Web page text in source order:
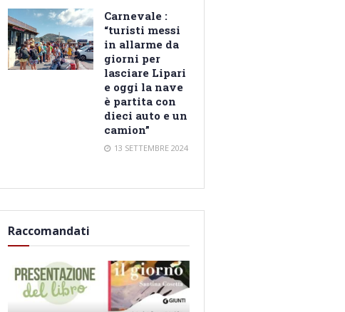
Carnevale :
“turisti messi
in allarme da
giorni per
lasciare Lipari
e oggi la nave
è partita con
dieci auto e un
camion”
13 SETTEMBRE 2024
Raccomandati